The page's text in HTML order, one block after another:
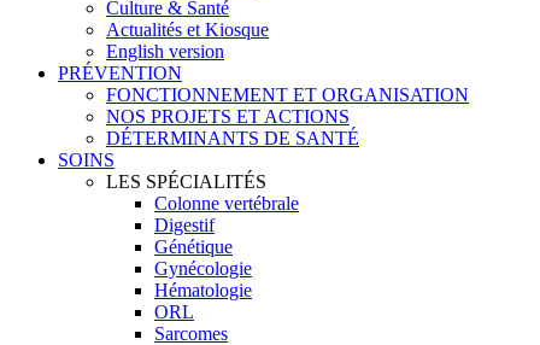
Culture & Santé
Actualités et Kiosque
English version
PRÉVENTION
FONCTIONNEMENT ET ORGANISATION
NOS PROJETS ET ACTIONS
DÉTERMINANTS DE SANTÉ
SOINS
LES SPÉCIALITÉS
Colonne vertébrale
Digestif
Génétique
Gynécologie
Hématologie
ORL
Sarcomes